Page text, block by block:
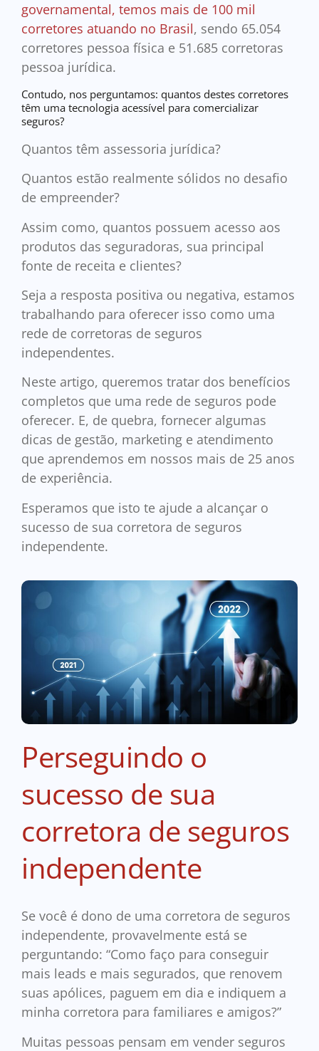
governamental, temos mais de 100 mil
corretores atuando no Brasil, sendo 65.054
corretores pessoa física e 51.685 corretoras
pessoa jurídica.
Contudo, nos perguntamos: quantos destes corretores
têm uma tecnologia acessível para comercializar
seguros?
Quantos têm assessoria jurídica?
Quantos estão realmente sólidos no desafio
de empreender?
Assim como, quantos possuem acesso aos
produtos das seguradoras, sua principal
fonte de receita e clientes?
Seja a resposta positiva ou negativa, estamos
trabalhando para oferecer isso como uma
rede de corretoras de seguros
independentes.
Neste artigo, queremos tratar dos benefícios
completos que uma rede de seguros pode
oferecer. E, de quebra, fornecer algumas
dicas de gestão, marketing e atendimento
que aprendemos em nossos mais de 25 anos
de experiência.
Esperamos que isto te ajude a alcançar o
sucesso de sua corretora de seguros
independente.
Perseguindo o
sucesso de sua
corretora de seguros
independente
Se você é dono de uma corretora de seguros
independente, provavelmente está se
perguntando: “Como faço para conseguir
mais leads e mais segurados, que renovem
suas apólices, paguem em dia e indiquem a
minha corretora para familiares e amigos?”
Muitas pessoas pensam em vender seguros